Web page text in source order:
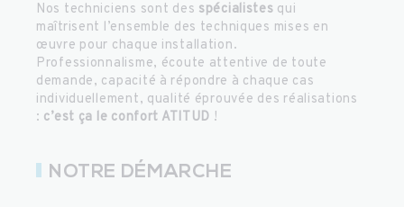
Nos techniciens sont des spécialistes qui
maîtrisent l’ensemble des techniques mises en
œuvre pour chaque installation.
Professionnalisme, écoute attentive de toute
demande, capacité à répondre à chaque cas
individuellement, qualité éprouvée des réalisations
: c’est ça le confort ATITUD !
NOTRE DÉMARCHE